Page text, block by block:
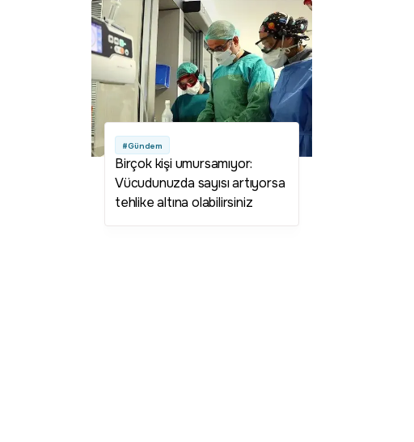
#Gündem
Birçok kişi umursamıyor:
Vücudunuzda sayısı artıyorsa
tehlike altına olabilirsiniz